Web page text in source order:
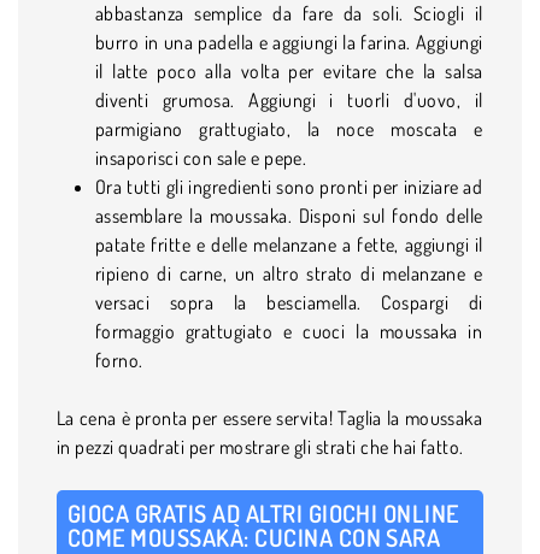
abbastanza semplice da fare da soli. Sciogli il
burro in una padella e aggiungi la farina. Aggiungi
il latte poco alla volta per evitare che la salsa
diventi grumosa. Aggiungi i tuorli d'uovo, il
parmigiano grattugiato, la noce moscata e
insaporisci con sale e pepe.
Ora tutti gli ingredienti sono pronti per iniziare ad
assemblare la moussaka. Disponi sul fondo delle
patate fritte e delle melanzane a fette, aggiungi il
ripieno di carne, un altro strato di melanzane e
versaci sopra la besciamella. Cospargi di
formaggio grattugiato e cuoci la moussaka in
forno.
La cena è pronta per essere servita! Taglia la moussaka
in pezzi quadrati per mostrare gli strati che hai fatto.
GIOCA GRATIS AD ALTRI GIOCHI ONLINE
COME MOUSSAKÀ: CUCINA CON SARA